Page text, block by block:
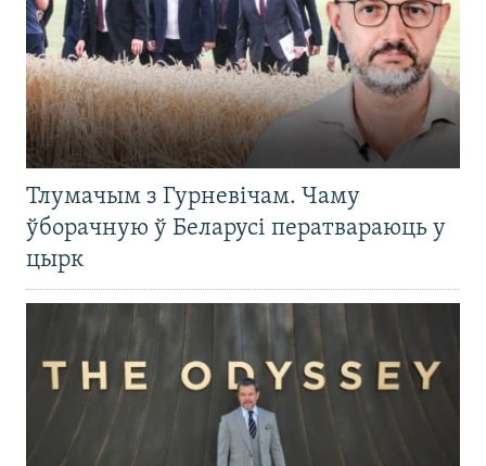
Тлумачым з Гурневічам. Чаму
ўборачную ў Беларусі ператвараюць у
цырк